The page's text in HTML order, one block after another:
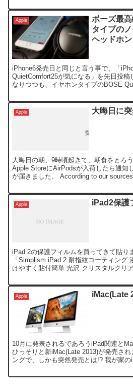
Apple
ボーズ最
タイプの
ヘッドホ
iPhone6発売日と同じと言う事で、「
QuietComfort25が気になる」を先日投
なりつつも、イヤホンタイプのBOSE
Apple 大晦日に
大晦日の朝、9時頃起きて、朝食をとろ
Apple StoreにAirPodsが入荷したら通知
が届きました。 According to our
Apple iPad2保護
iPad 2の保護フィルムを買ってきて貼り
「Simplism iPad 2 耐指紋コーティング
けやすく貼付簡単 光沢 クリスタルクリ
Apple iMac(Late
10月に発表されるであろうiPad関連と
ひっそりと新iMac(Late 2013)が発売さ
ングで、しかも突然発売とは!? 我が家